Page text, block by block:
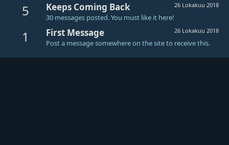
5 26 Lokakuu 2018
Keeps Coming Back
30 messages posted. You must like it here!
1 26 Lokakuu 2018
First Message
Post a message somewhere on the site to receive this.